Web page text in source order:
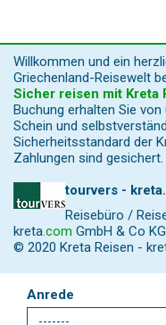
Willkommen und ein
Griechenland-Reisewelt
Sicher reisen mit Kreta
Buchung erhalten Sie
Schein und
Sicherheitsstandard der
Zahlungen sind gesichert.
tourvers - kreta.
Reisebüro /
kreta.com GmbH & Co
© 2020 Kreta Reisen -
Anrede